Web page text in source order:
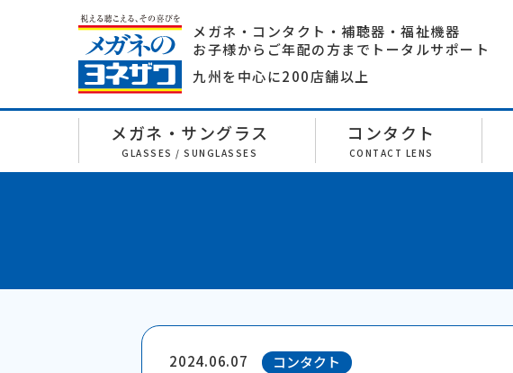
メガネ・コンタクト・補聴器・福祉機器
お子様からご年配の方までトータルサポート
九州を中心に200店舗以上
メガネ・サングラス
GLASSES / SUNGLASSES
コンタクト
CONTACT LENS
2024.06.07 コンタクト